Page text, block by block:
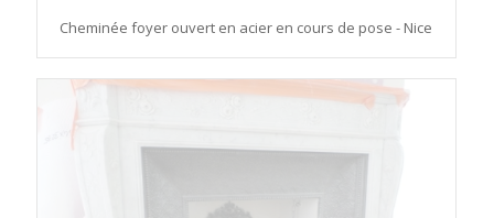
Cheminée foyer ouvert en acier en cours de pose - Nice